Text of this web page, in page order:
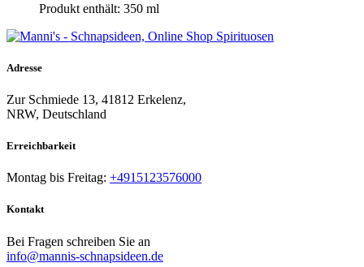
Produkt enthält: 350 ml
Adresse
Zur Schmiede 13, 41812 Erkelenz,
NRW, Deutschland
Erreichbarkeit​
Montag bis Freitag: +4915123576000
Kontakt
Bei Fragen schreiben Sie an
info@mannis-schnapsideen.de